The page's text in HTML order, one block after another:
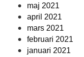
maj 2021
april 2021
mars 2021
februari 2021
januari 2021